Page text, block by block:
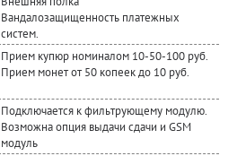
Вандалозащищенность платежных
систем.
Прием купюр номиналом 10-50-100 руб.
Прием монет от 50 копеек до 10 руб.
Подключается к фильтрующему модулю.
Возможна опция выдачи сдачи и GSM
модуль